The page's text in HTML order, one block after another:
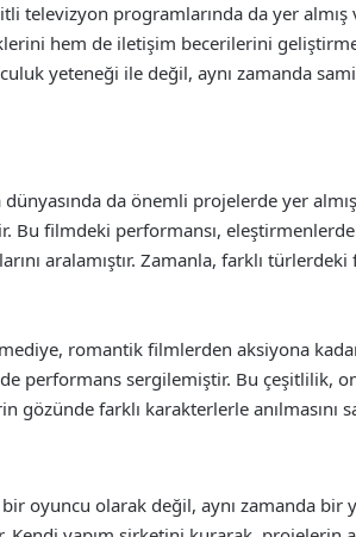
televizyon programlarında da yer almış
hem de iletişim becerilerini
yeteneği ile değil, aynı zamanda
dünyasında da önemli projelerde yer
Bu filmdeki performansı,
aralamıştır. Zamanla, farklı
romantik filmlerden aksiyona
performans sergilemiştir. Bu çeşitlilik,
gözünde farklı karakterlerle anılmasını
oyuncu olarak değil, aynı zamanda bir